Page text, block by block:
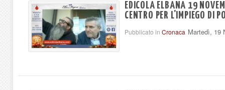
EDICOLA ELBANA 19
CENTRO PER L'IMPIEGO DI
Pubblicato in Cronaca Martedì, 19